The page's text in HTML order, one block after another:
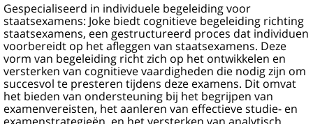
Gespecialiseerd in individuele begeleiding voor
staatsexamens: Joke biedt cognitieve begeleiding richting
staatsexamens, een gestructureerd proces dat individuen
voorbereidt op het afleggen van staatsexamens. Deze
vorm van begeleiding richt zich op het ontwikkelen en
versterken van cognitieve vaardigheden die nodig zijn om
succesvol te presteren tijdens deze examens. Dit omvat
het bieden van ondersteuning bij het begrijpen van
examenvereisten, het aanleren van effectieve studie- en